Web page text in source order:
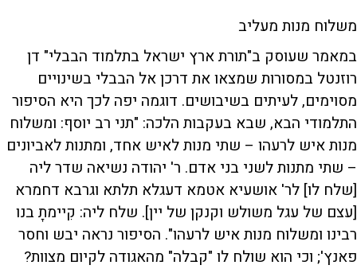
משלוח מנות מעליב
במאמר שעוסק ב"תורת ארץ ישראל בתלמוד הבבלי" דן
רוזנטל במסורות שמצאו את דרכן אל הבבלי בשינויים
מסוימים, לעיתים בשיבושים. דוגמה יפה לכך היא הסיפור
התלמודי הבא, שבא בעקבות הלכה: "תני רב יוסף: ומשלוח
מנות איש לרעהו – שתי מנות לאיש אחד, ומתנות לאביונים
– שתי מתנות לשני בני אדם. ר' יהודה נשיאה שדר ליה
[שלח לו] לר' אושעיא אטמא דעגלא תלתא וגרבא דחמרא
[עצם של עגל משולש וקנקן של יין]. שלח ליה: קִיימתָ בנו
רבינו ומשלוח מנות איש לרעהו". הסיפור נראה יבש וחסר
פאנץ'; וכי הוא שולח לו "קבלה" מהאגודה לקיום מצוות?